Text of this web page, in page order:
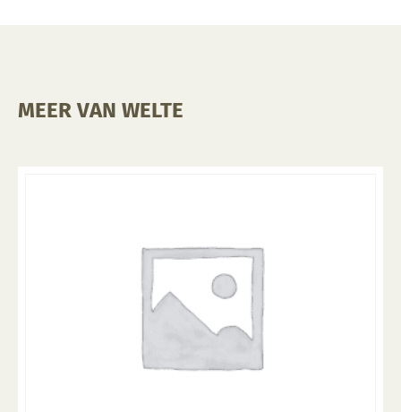
MEER VAN WELTE